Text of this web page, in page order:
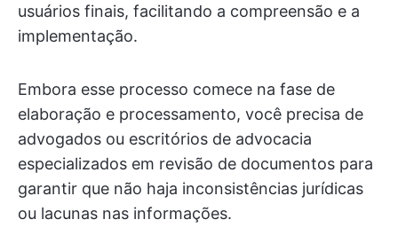
usuários finais, facilitando a compreensão e a
implementação.
Embora esse processo comece na fase de
elaboração e processamento, você precisa de
advogados ou escritórios de advocacia
especializados em revisão de documentos para
garantir que não haja inconsistências jurídicas
ou lacunas nas informações.